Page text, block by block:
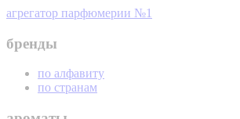
агрегатор парфюмерии №1
бренды
по алфавиту
по странам